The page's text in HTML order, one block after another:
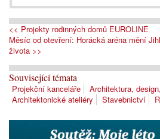
<< Projekty rodinných domů EUROLINE
Měsíc od otevření: Horácká aréna mění
života >>
Související témata
Projekční kanceláře
Architektura,
Architektonické ateliéry
Stavebnictví